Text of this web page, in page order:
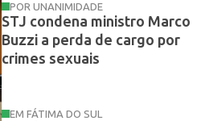
POR UNANIMIDADE
STJ condena ministro Marco
Buzzi a perda de cargo por
crimes sexuais
EM FÁTIMA DO SUL